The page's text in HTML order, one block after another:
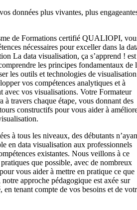
données plus vivantes, plus
de Formations certifié QUALIOPI,
nécessaires pour exceller dans la
La data visualisation, ça s’apprend ! est
les principes fondamentaux de
les outils et technologies de visualisation
vos compétences analytiques et à
avec vos visualisations. Votre Formateur
travers chaque étape, vous donnant des
constructifs pour vous aider à
à tous les niveaux, des débutants
en data visualisation aux professionnels
existantes. Nous veillons à ce
que possible, avec de nombreux
vous aider à mettre en pratique ce que
approche pédagogique est axée sur
en tenant compte de vos besoins et de